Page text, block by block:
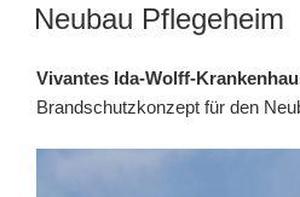
Neubau Pflegeheim
Vivantes Ida-Wolff-
Brandschutzkonzept für den